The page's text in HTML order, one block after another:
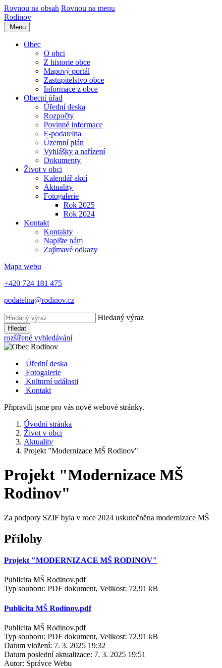
Rovnou na obsah Rovnou na menu
Rodinov
Menu
Obec
O obci
Z historie obce
Mapový portál
Zastupitelstvo obce
Informace z obce
Obecní úřad
Úřední deska
Rozpočty
Povinné informace
E-podatelna
Územní plán
Vyhlášky a nařízení
Dokumenty
Život v obci
Kalendář akcí
Aktuality
Fotogalerie
Rok 2025
Rok 2024
Kontakt
Kontakty
Napište nám
Zajímavé odkazy
Mapa webu
+420 724 181 475
podatelna@rodinov.cz
Hledaný výraz
Hledat
rozšířené vyhledávání
Úřední deska
Fotogalerie
Kulturní události
Kontakt
Připravili jsme pro vás nové webové stránky.
Úvodní stránka
Život v obci
Aktuality
Projekt "Modernizace MŠ Rodinov"
Projekt "Modernizace MŠ
Rodinov"
Za podpory SZIF byla v roce 2024 uskutečněna modernizace MŠ
Přílohy
Projekt "MODERNIZACE MŠ RODINOV"
Publicita MŠ Rodinov.pdf
Typ souboru: PDF dokument, Velikost: 72,91 kB
Publicita MŠ Rodinov.pdf
Publicita MŠ Rodinov.pdf
Typ souboru: PDF dokument, Velikost: 72,91 kB
Datum vložení: 7. 3. 2025 19:32
Datum poslední aktualizace: 7. 3. 2025 19:51
Autor: Správce Webu